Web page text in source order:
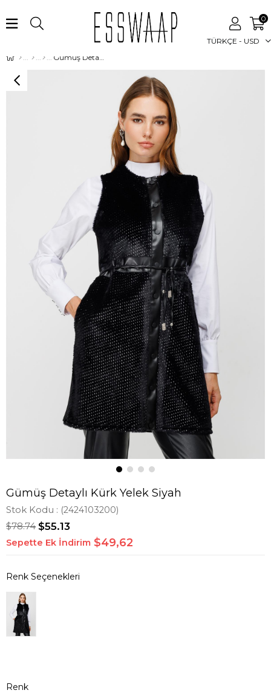
TÜRKÇE - USD
0
Gümüş Detaylı Kürk Yelek Siyah
Gümüş Detaylı Kürk Yelek Siyah
Stok Kodu (2424103200)
$78.74 $55.13
Sepette Ek İndirim $49,62
Renk